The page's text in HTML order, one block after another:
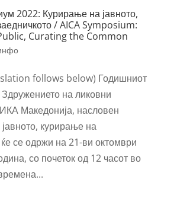
2022: Курирање на јавното,
/ AICA Symposium:
Curating the Common
follows below) Годишниот
на ликовни
Македонија, насловен
курирање на
ќе се одржи на 21-ви октомври
со почеток од 12 часот во